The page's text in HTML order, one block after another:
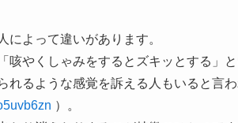
よって違いがあります。
咳やくしゃみをするとズキッとする」
るような感覚を訴える人もいると言わ
）。